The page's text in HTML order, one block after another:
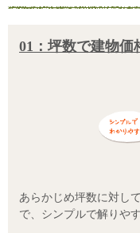
01：坪数で建物価
あらかじめ坪数に対し
で、シンプルで解りや